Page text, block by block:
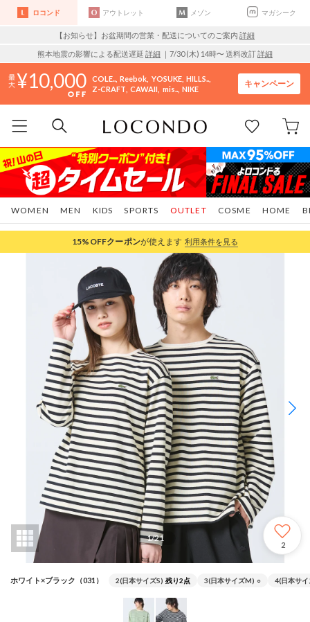
ロコンド アウトレット メゾン マガシーク
【お知らせ】お盆期間の営業・配送についてのご案内 詳細
熊本地震の影響による配送遅延 詳細 ｜7/30 (木) 14時〜 送料改訂詳細
10,000 COLE.. Reebok YOSUKE HILLS..
Z-CRAFT CAWAII mis.. NIKE
キャンペーン
WOMEN MEN KIDS SPORTS COSME HOME
OUTLET
15%OFFクーポンが使えます 利用条件を見る
1/21
2
ホワイト×ブラック（031） 2(日本サイズS) 残り2点 3(日本サイズM) ○ 4(日本サイ